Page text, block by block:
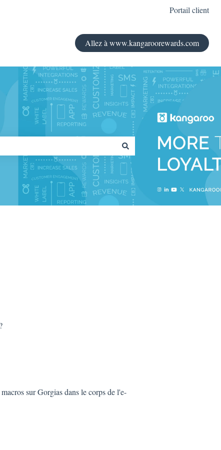
Portail client
Allez à www.kangaroorewards.com
sur Gorgias dans le corps de l'e-